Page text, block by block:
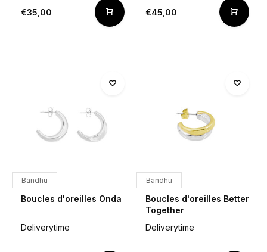
€35,00 €45,00
Bandhu
Boucles d'oreilles Onda
Deliverytime
Bandhu
Boucles d'oreilles Better
Together
Deliverytime